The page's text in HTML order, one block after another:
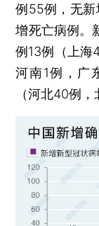
例55例，无
增死亡病例。
例13例（上海
河南1例，广
（河北40例，